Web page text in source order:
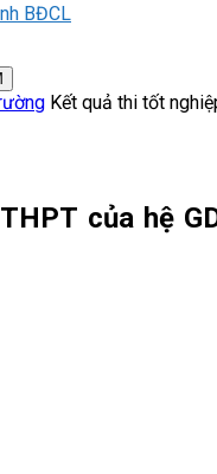
BĐCL
Kết quả thi tốt
của hệ